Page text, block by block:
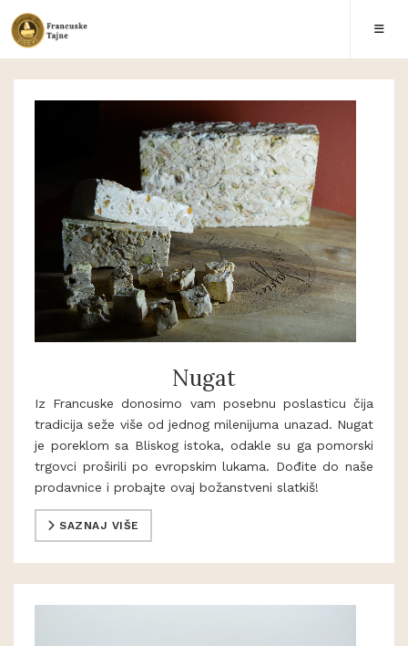
Nugat
Iz Francuske donosimo vam posebnu poslasticu čija
tradicija seže više od jednog milenijuma unazad. Nugat
je poreklom sa Bliskog istoka, odakle su ga pomorski
trgovci proširili po evropskim lukama. Dođite do naše
prodavnice i probajte ovaj božanstveni slatkiš!
SAZNAJ VIŠE